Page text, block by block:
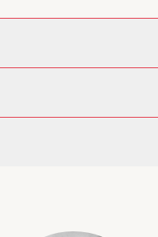
να μας χαρίσει ίσως